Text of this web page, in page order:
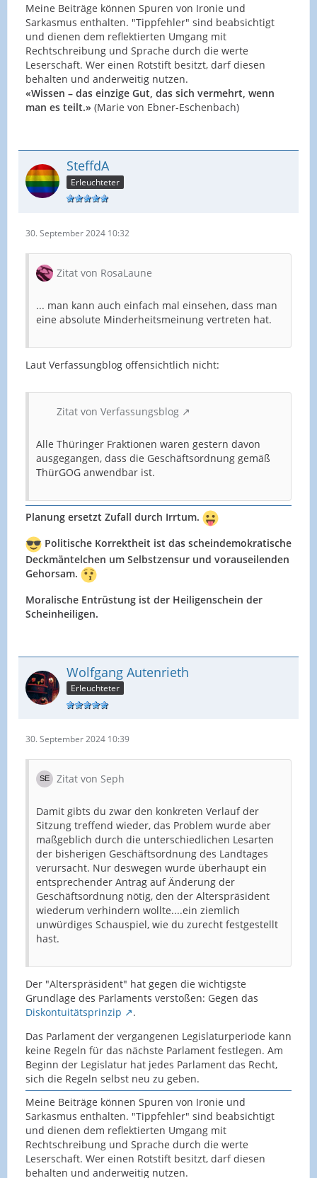
Meine Beiträge können Spuren von Ironie und
Sarkasmus enthalten. "Tippfehler" sind beabsichtigt
und dienen dem reflektierten Umgang mit
Rechtschreibung und Sprache durch die werte
Leserschaft. Wer einen Rotstift besitzt, darf diesen
behalten und anderweitig nutzen.
«Wissen – das einzige Gut, das sich vermehrt, wenn
man es teilt.» (Marie von Ebner-Eschenbach)
SteffdA
Erleuchteter
30. September 2024 10:32
Zitat von RosaLaune
... man kann auch einfach mal einsehen, dass man
eine absolute Minderheitsmeinung vertreten hat.
Laut Verfassungblog offensichtlich nicht:
Zitat von Verfassungsblog
Alle Thüringer Fraktionen waren gestern davon
ausgegangen, dass die Geschäftsordnung gemäß
ThürGOG anwendbar ist.
Planung ersetzt Zufall durch Irrtum.
Politische Korrektheit ist das scheindemokratische
Deckmäntelchen um Selbstzensur und vorauseilenden
Gehorsam.
Moralische Entrüstung ist der Heiligenschein der
Scheinheiligen.
Wolfgang Autenrieth
Erleuchteter
30. September 2024 10:39
Zitat von Seph
Damit gibts du zwar den konkreten Verlauf der
Sitzung treffend wieder, das Problem wurde aber
maßgeblich durch die unterschiedlichen Lesarten
der bisherigen Geschäftsordnung des Landtages
verursacht. Nur deswegen wurde überhaupt ein
entsprechender Antrag auf Änderung der
Geschäftsordnung nötig, den der Alterspräsident
wiederum verhindern wollte....ein ziemlich
unwürdiges Schauspiel, wie du zurecht festgestellt
hast.
Der "Alterspräsident" hat gegen die wichtigste
Grundlage des Parlaments verstoßen: Gegen das
Diskontuitätsprinzip
.
Das Parlament der vergangenen Legislaturperiode kann
keine Regeln für das nächste Parlament festlegen. Am
Beginn der Legislatur hat jedes Parlament das Recht,
sich die Regeln selbst neu zu geben.
Meine Beiträge können Spuren von Ironie und
Sarkasmus enthalten. "Tippfehler" sind beabsichtigt
und dienen dem reflektierten Umgang mit
Rechtschreibung und Sprache durch die werte
Leserschaft. Wer einen Rotstift besitzt, darf diesen
behalten und anderweitig nutzen.